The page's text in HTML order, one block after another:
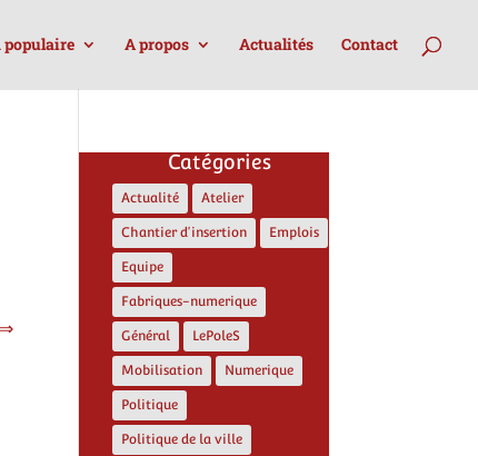
populaire A propos Actualités Contact
Catégories
Actualité Atelier
Chantier d'insertion Emplois
Equipe
Fabriques-numerique
Général LePoleS
Mobilisation Numerique
Politique
Politique de la ville